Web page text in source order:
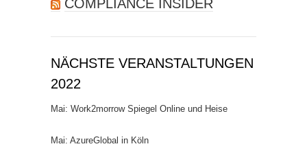
COMPLIANCE INSIDER
NÄCHSTE VERANSTALTUNGEN
2022
Mai: Work2morrow Spiegel Online und Heise
Mai: AzureGlobal in Köln